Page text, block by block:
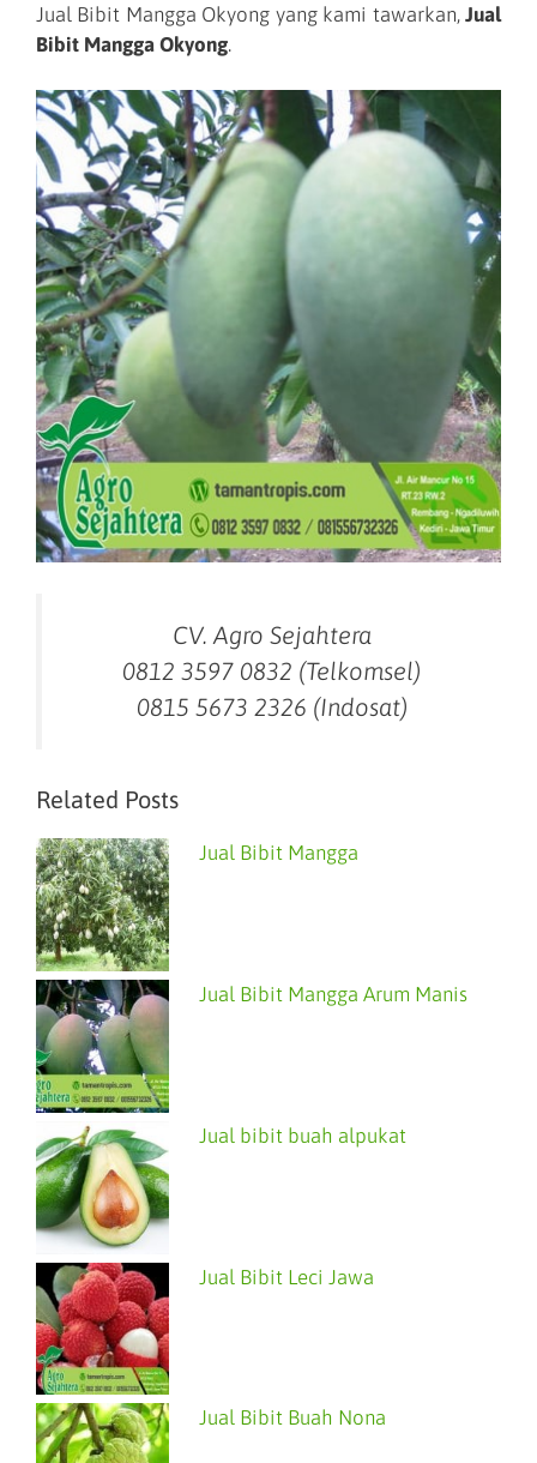
Jual Bibit Mangga Okyong yang kami tawarkan, Jual
Bibit Mangga Okyong.
CV. Agro Sejahtera
0812 3597 0832 (Telkomsel)
0815 5673 2326 (Indosat)
Related Posts
Jual Bibit Mangga
Jual Bibit Mangga Arum Manis
Jual bibit buah alpukat
Jual Bibit Leci Jawa
Jual Bibit Buah Nona